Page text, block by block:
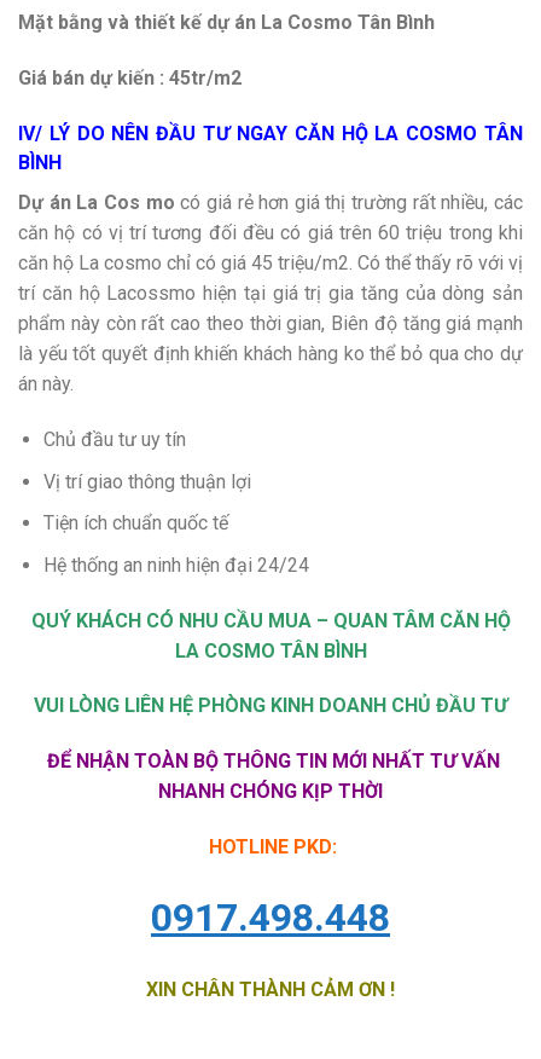
Mặt bằng và thiết kế dự án La Cosmo Tân Bình
Giá bán dự kiến : 45tr/m2
IV/ LÝ DO NÊN ĐẦU TƯ NGAY CĂN HỘ LA COSMO TÂN
BÌNH
Dự án La Cos mo có giá rẻ hơn giá thị trường rất nhiều, các
căn hộ có vị trí tương đối đều có giá trên 60 triệu trong khi
căn hộ La cosmo chỉ có giá 45 triệu/m2. Có thể thấy rõ với vị
trí căn hộ Lacossmo hiện tại giá trị gia tăng của dòng sản
phẩm này còn rất cao theo thời gian, Biên độ tăng giá mạnh
là yếu tốt quyết định khiến khách hàng ko thể bỏ qua cho dự
án này.
Chủ đầu tư uy tín
Vị trí giao thông thuận lợi
Tiện ích chuẩn quốc tế
Hệ thống an ninh hiện đại 24/24
QUÝ KHÁCH CÓ NHU CẦU MUA – QUAN TÂM CĂN HỘ
LA COSMO TÂN BÌNH
VUI LÒNG LIÊN HỆ PHÒNG KINH DOANH CHỦ ĐẦU TƯ
ĐỂ NHẬN TOÀN BỘ THÔNG TIN MỚI NHẤT TƯ VẤN
NHANH CHÓNG KỊP THỜI
HOTLINE PKD:
0917.498.448
XIN CHÂN THÀNH CẢM ƠN !